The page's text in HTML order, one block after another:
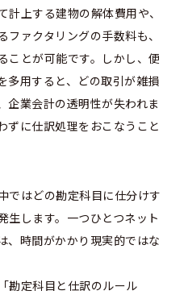
上する建物の解体費用や、
ァクタリングの手数料も、
ことが可能です。しかし、便
多用すると、どの取引が雑損
企業会計の透明性が失われま
ずに仕訳処理をおこなうこと
ではどの勘定科目に仕分けす
生します。一つひとつネット
、時間がかかり現実的ではな
勘定科目と仕訳のルール